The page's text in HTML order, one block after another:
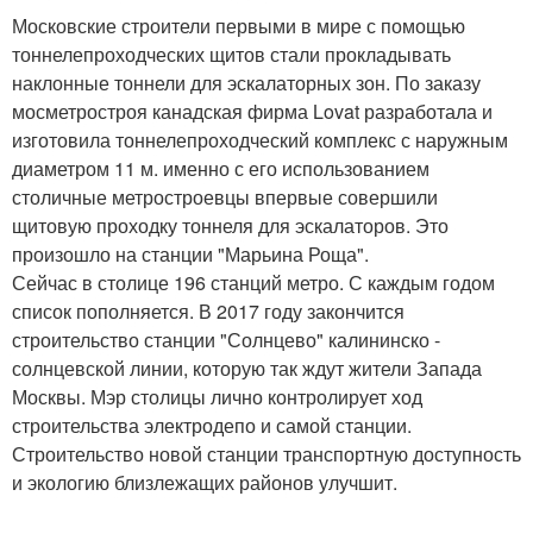
Московские строители первыми в мире с помощью
тоннелепроходческих щитов стали прокладывать
наклонные тоннели для эскалаторных зон. По заказу
мосметростроя канадская фирма Lovat разработала и
изготовила тоннелепроходческий комплекс с наружным
диаметром 11 м. именно с его использованием
столичные метростроевцы впервые совершили
щитовую проходку тоннеля для эскалаторов. Это
произошло на станции "Марьина Роща".
Сейчас в столице 196 станций метро. С каждым годом
список пополняется. В 2017 году закончится
строительство станции "Солнцево" калининско -
солнцевской линии, которую так ждут жители Запада
Москвы. Мэр столицы лично контролирует ход
строительства электродепо и самой станции.
Строительство новой станции транспортную доступность
и экологию близлежащих районов улучшит.